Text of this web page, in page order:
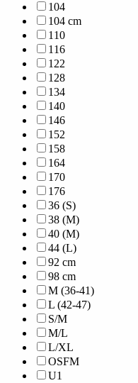
104
104 cm
110
116
122
128
134
140
146
152
158
164
170
176
36 (S)
38 (M)
40 (M)
44 (L)
92 cm
98 cm
M (36-41)
L (42-47)
S/M
M/L
L/XL
OSFM
U1